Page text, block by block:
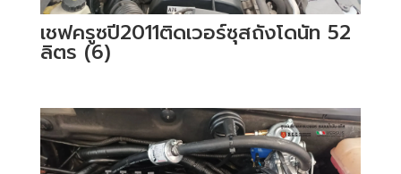
เชฟครูซปี2011ติดเวอร์ซุสถังโดนัท 52
ลิตร (6)